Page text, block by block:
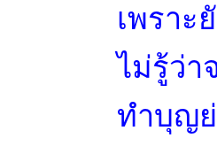
เพรา
ไม่รู้ว่า
ทำบุญ